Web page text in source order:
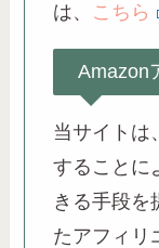
は、 こちら
Amazon
当サイトは
することに
きる手段を
たアフィリ